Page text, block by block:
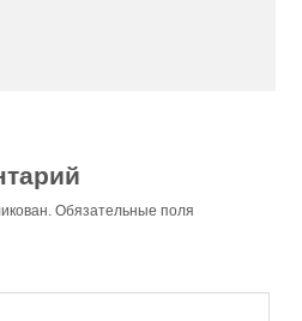
Обязательные поля